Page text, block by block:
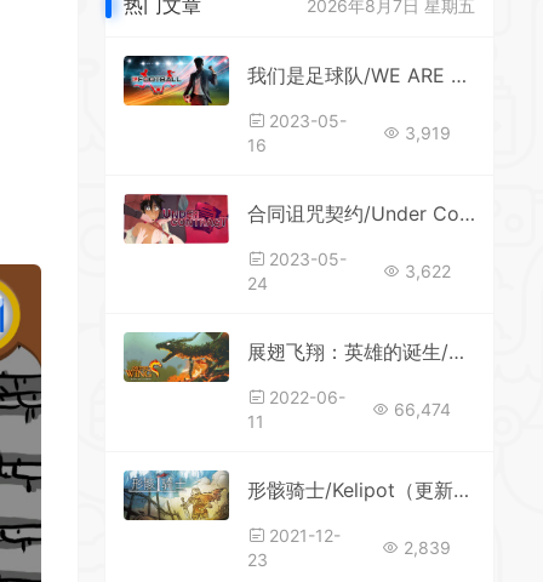
热门文章 2026年8月7日 星期五
我们是足球队/WE ARE FOOTBALL（更新v1.20整合国家队DLC）
2023-05-
16
3,919
合同诅咒契约/Under Contract（Build.11261554+全DLC）
2023-05-
24
3,622
展翅飞翔：英雄的诞生/On the Wings – Birth of a Hero
2022-06-
11
66,474
形骸骑士/Kelipot（更新正式版-Build.8020573）
2021-12-
23
2,839